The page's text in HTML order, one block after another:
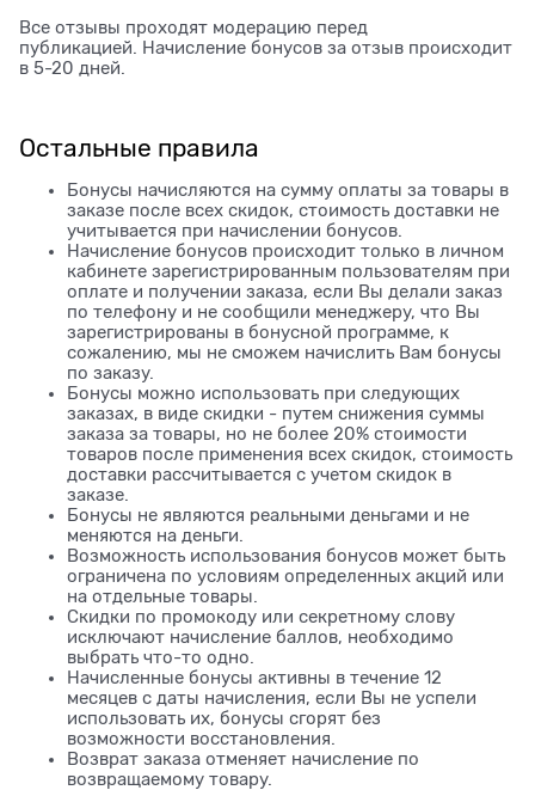
Все отзывы проходят модерацию перед
публикацией. Начисление бонусов за отзыв происходит
в 5-20 дней.
Остальные правила
Бонусы начисляются на сумму оплаты за товары в
заказе после всех скидок, стоимость доставки не
учитывается при начислении бонусов.
Начисление бонусов происходит только в личном
кабинете зарегистрированным пользователям при
оплате и получении заказа, если Вы делали заказ
по телефону и не сообщили менеджеру, что Вы
зарегистрированы в бонусной программе, к
сожалению, мы не сможем начислить Вам бонусы
по заказу.
Бонусы можно использовать при следующих
заказах, в виде скидки - путем снижения суммы
заказа за товары, но не более 20% стоимости
товаров после применения всех скидок, стоимость
доставки рассчитывается с учетом скидок в
заказе.
Бонусы не являются реальными деньгами и не
меняются на деньги.
Возможность использования бонусов может быть
ограничена по условиям определенных акций или
на отдельные товары.
Скидки по промокоду или секретному слову
исключают начисление баллов, необходимо
выбрать что-то одно.
Начисленные бонусы активны в течение 12
месяцев с даты начисления, если Вы не успели
использовать их, бонусы сгорят без
возможности восстановления.
Возврат заказа отменяет начисление по
возвращаемому товару.